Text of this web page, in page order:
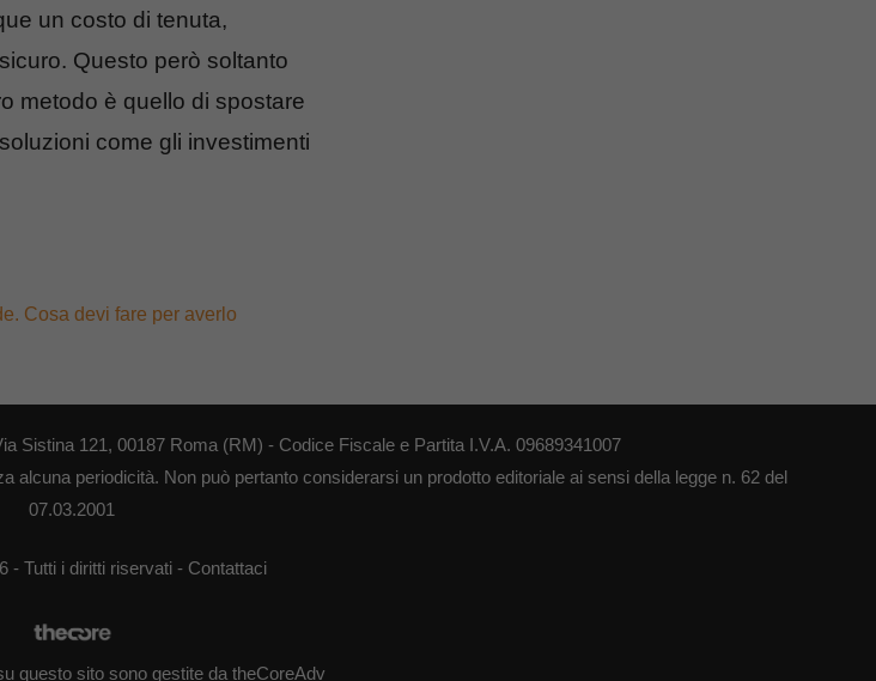
un costo di tenuta,
Questo però soltanto
metodo è quello di spostare
come gli investimenti
Cosa devi fare per averlo
Sistina 121, 00187 Roma (RM) - Codice Fiscale e Partita I.V.A. 09689341007
periodicità. Non può pertanto considerarsi un prodotto editoriale ai sensi della legge n. 62 del
07.03.2001
- Tutti i diritti riservati - Contattaci
questo sito sono gestite da theCoreAdv